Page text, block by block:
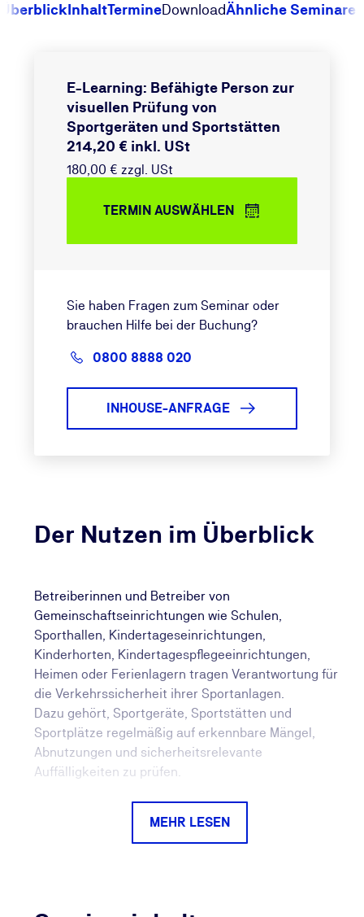
ÜberblickInhaltTermineDownloadÄhnliche Seminare
Der Nutzen im Überblick
Betreiberinnen und Betreiber von
Gemeinschaftseinrichtungen wie Schulen,
Sporthallen, Kindertageseinrichtungen,
Kinderhorten, Kindertagespflegeeinrichtungen,
Heimen oder Ferienlagern tragen Verantwortung für
die Verkehrssicherheit ihrer Sportanlagen.
Dazu gehört, Sportgeräte, Sportstätten und
Sportplätze regelmäßig auf erkennbare Mängel,
Abnutzungen und sicherheitsrelevante
Auffälligkeiten zu prüfen.
visuellen Prüfung von Sportgeräten und
MEHR LESEN
E-Learning: Befähigte Person zur
visuellen Prüfung von
Sportgeräten und Sportstätten
214,20 € inkl. USt
180,00 € zzgl. USt
TERMIN AUSWÄHLEN
Sie haben Fragen zum Seminar oder
brauchen Hilfe bei der Buchung?
0800 8888 020
INHOUSE-ANFRAGE